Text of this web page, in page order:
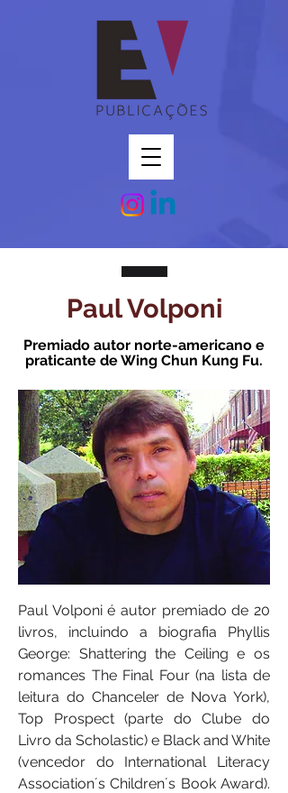
Paul Volponi
Premiado autor norte-americano e
praticante de Wing Chun Kung Fu.
Paul Volponi é autor premiado de 20
livros, incluindo a biografia Phyllis
George: Shattering the Ceiling e os
romances The Final Four (na lista de
leitura do Chanceler de Nova York),
Top Prospect (parte do Clube do
Livro da Scholastic) e Black and White
(vencedor do International Literacy
Association´s Children´s Book Award).